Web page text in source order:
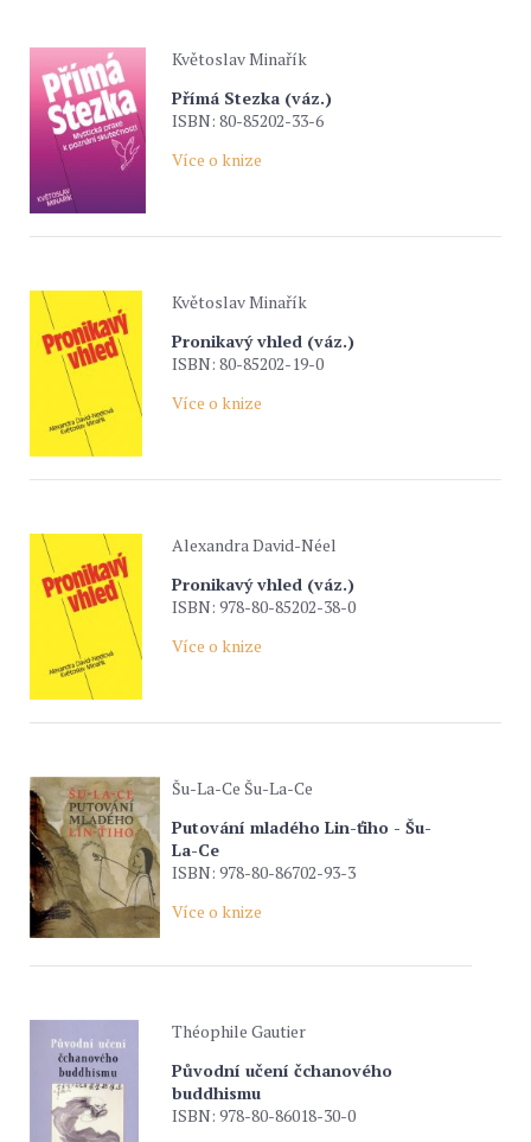
Květoslav Minařík
Přímá Stezka (váz.)
ISBN: 80-85202-33-6
Více o knize
Květoslav Minařík
Pronikavý vhled (váz.)
ISBN: 80-85202-19-0
Více o knize
Alexandra David-Néel
Pronikavý vhled (váz.)
ISBN: 978-80-85202-38-0
Více o knize
Šu-La-Ce Šu-La-Ce
Putování mladého Lin-ťiho - Šu-
La-Ce
ISBN: 978-80-86702-93-3
Více o knize
Théophile Gautier
Původní učení čchanového
buddhismu
ISBN: 978-80-86018-30-0